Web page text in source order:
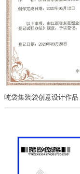
吨袋集装袋创意设计作品